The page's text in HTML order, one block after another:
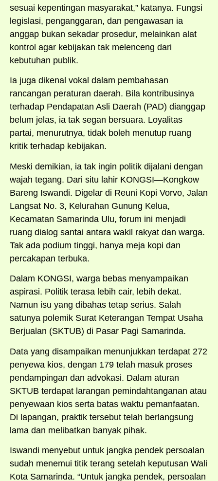
sesuai kepentingan masyarakat,” katanya. Fungsi
legislasi, penganggaran, dan pengawasan ia
anggap bukan sekadar prosedur, melainkan alat
kontrol agar kebijakan tak melenceng dari
kebutuhan publik.
Ia juga dikenal vokal dalam pembahasan
rancangan peraturan daerah. Bila kontribusinya
terhadap Pendapatan Asli Daerah (PAD) dianggap
belum jelas, ia tak segan bersuara. Loyalitas
partai, menurutnya, tidak boleh menutup ruang
kritik terhadap kebijakan.
Meski demikian, ia tak ingin politik dijalani dengan
wajah tegang. Dari situ lahir KONGSI—Kongkow
Bareng Iswandi. Digelar di Reuni Kopi Vorvo, Jalan
Langsat No. 3, Kelurahan Gunung Kelua,
Kecamatan Samarinda Ulu, forum ini menjadi
ruang dialog santai antara wakil rakyat dan warga.
Tak ada podium tinggi, hanya meja kopi dan
percakapan terbuka.
Dalam KONGSI, warga bebas menyampaikan
aspirasi. Politik terasa lebih cair, lebih dekat.
Namun isu yang dibahas tetap serius. Salah
satunya polemik Surat Keterangan Tempat Usaha
Berjualan (SKTUB) di Pasar Pagi Samarinda.
Data yang disampaikan menunjukkan terdapat 272
penyewa kios, dengan 179 telah masuk proses
pendampingan dan advokasi. Dalam aturan
SKTUB terdapat larangan pemindahtanganan atau
penyewaan kios serta batas waktu pemanfaatan.
Di lapangan, praktik tersebut telah berlangsung
lama dan melibatkan banyak pihak.
Iswandi menyebut untuk jangka pendek persoalan
sudah menemui titik terang setelah keputusan Wali
Kota Samarinda. “Untuk jangka pendek, persoalan